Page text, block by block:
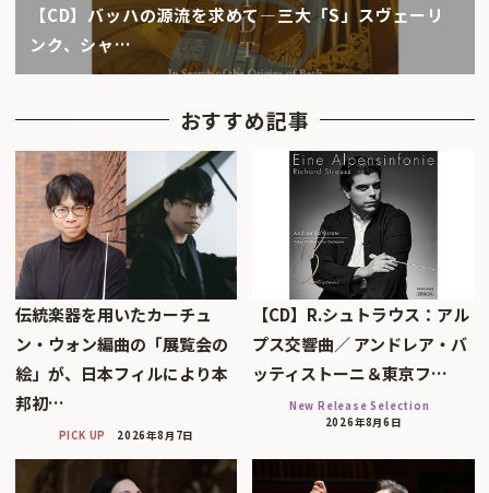
【CD】バッハの源流を求めて―三大「S」スヴェーリ
ンク、シャ…
おすすめ記事
伝統楽器を用いたカーチュ
ン・ウォン編曲の「展覧会の
絵」が、日本フィルにより本
邦初…
PICK UP 2026年8月7日
【CD】R.シュトラウス：アル
プス交響曲／ アンドレア・バ
ッティストーニ＆東京フ…
New Release Selection
2026年8月6日